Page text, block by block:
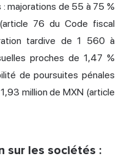
majorations de 55 à 75 %
76 du Code fiscal
tardive de 1 560 à
proches de 1,47 %
de poursuites pénales
million de MXN (article
sur les sociétés :